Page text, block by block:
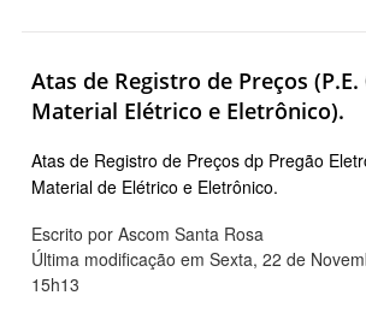
Atas de Registro de Preços (P.E.
Material Elétrico e Eletrônico).
Atas de Registro de Preços dp Pregão
Material de Elétrico e Eletrônico.
Escrito por Ascom Santa Rosa
Última modificação em Sexta, 22 de
15h13